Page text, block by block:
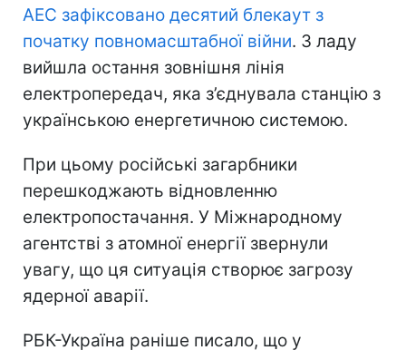
АЕС зафіксовано десятий блекаут з
початку повномасштабної війни. З ладу
вийшла остання зовнішня лінія
електропередач, яка з’єднувала станцію з
українською енергетичною системою.
При цьому російські загарбники
перешкоджають відновленню
електропостачання. У Міжнародному
агентстві з атомної енергії звернули
увагу, що ця ситуація створює загрозу
ядерної аварії.
РБК-Україна раніше писало, що у